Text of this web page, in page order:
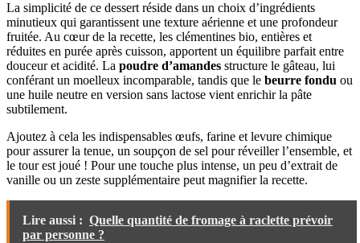
La simplicité de ce dessert réside dans un choix d’ingrédients
minutieux qui garantissent une texture aérienne et une profondeur
fruitée. Au cœur de la recette, les clémentines bio, entières et
réduites en purée après cuisson, apportent un équilibre parfait entre
douceur et acidité. La poudre d’amandes structure le gâteau, lui
conférant un moelleux incomparable, tandis que le beurre fondu ou
une huile neutre en version sans lactose vient enrichir la pâte
subtilement.
Ajoutez à cela les indispensables œufs, farine et levure chimique
pour assurer la tenue, un soupçon de sel pour réveiller l’ensemble, et
le tour est joué ! Pour une touche plus intense, un peu d’extrait de
vanille ou un zeste supplémentaire peut magnifier la recette.
Lire aussi : Quelle quantité de fromage à raclette prévoir
par personne ?